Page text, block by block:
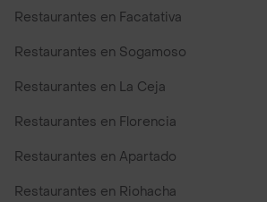
Restaurantes en Facatativa
Restaurantes en Sogamoso
Restaurantes en La Ceja
Restaurantes en Florencia
Restaurantes en Apartado
Restaurantes en Riohacha